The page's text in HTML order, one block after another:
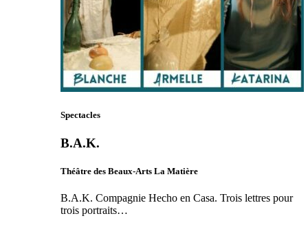
Spectacles
B.A.K.
Théâtre des Beaux-Arts La Matière
B.A.K. Compagnie Hecho en Casa. Trois lettres pour
trois portraits…